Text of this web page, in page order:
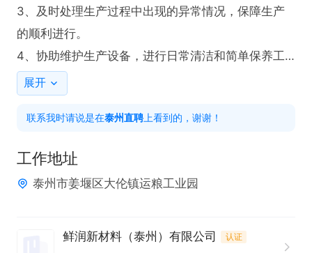
3、及时处理生产过程中出现的异常情况，保障生产
的顺利进行。
4、协助维护生产设备，进行日常清洁和简单保养工
作。
5、配合团队完成生产任务，确保产量目标的达成。
任职要求：
2、能够适应两班制轮班工作。
3、工作认真负责，有良好的团队协作精神。
展开
联系我时请说是在泰州直聘 上看到的，谢谢！
工作地址
泰州市姜堰区大伦镇运粮工业园
鲜润新材料（泰州）有限公司 认证